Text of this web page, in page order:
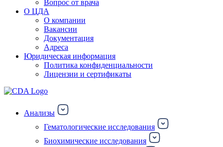
Вопрос от врача
О ЦДА
О компании
Вакансии
Документация
Адреса
Юридическая информация
Политика конфиденциальности
Лицензии и сертификаты
Анализы
Гематологические исследования
Биохимические исследования